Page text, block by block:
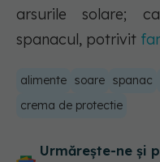
arsurile solare;
spanacul, potrivit
alimente soare spanac
crema de protectie
Urmărește-ne și